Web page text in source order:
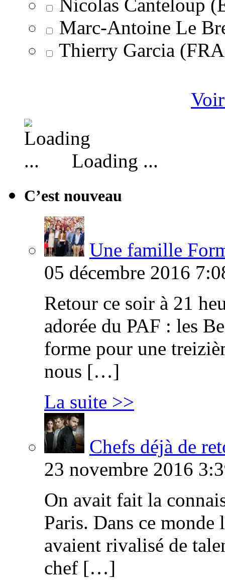
Nicolas Canteloup
Marc-Antoine Le
Thierry Garcia
Loading ...
C’est nouveau
Une famille
05 décembre 2016
Retour ce soir à 21
adorée du PAF : les
forme pour une
nous […]
La suite >>
Chefs déjà de
23 novembre 2016
On avait fait la
Paris. Dans ce
avaient rivalisé de
chef […]